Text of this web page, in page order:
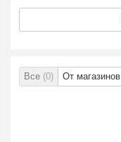
Все (0) От магазинов